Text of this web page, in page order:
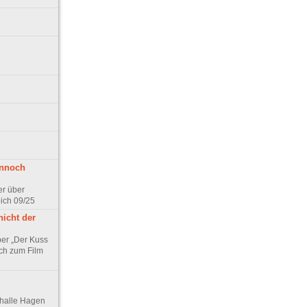
über
09/25
der
„Der Kuss
zum Film
Hagen